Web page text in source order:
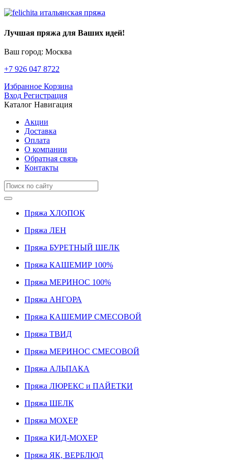
Лучшая пряжа для Ваших идей!
Ваш город: Москва
+7 926 047 8722
Избранное Корзина
Вход Регистрация
Каталог Навигация
Акции
Доставка
Оплата
О компании
Обратная связь
Контакты
Пряжа ХЛОПОК
Пряжа ЛЕН
Пряжа БУРЕТНЫЙ ШЕЛК
Пряжа КАШЕМИР 100%
Пряжа МЕРИНОС 100%
Пряжа АНГОРА
Пряжа КАШЕМИР СМЕСОВОЙ
Пряжа ТВИД
Пряжа МЕРИНОС СМЕСОВОЙ
Пряжа АЛЬПАКА
Пряжа ЛЮРЕКС и ПАЙЕТКИ
Пряжа ШЕЛК
Пряжа МОХЕР
Пряжа КИД-МОХЕР
Пряжа ЯК, ВЕРБЛЮД